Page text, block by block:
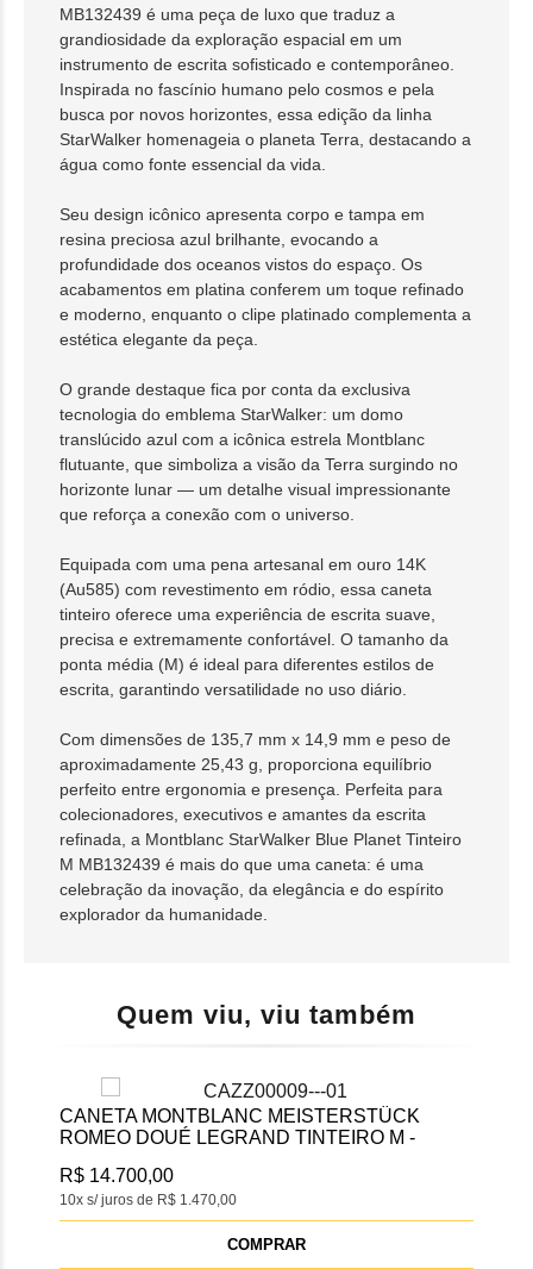
MB132439 é uma peça de luxo que traduz a
grandiosidade da exploração espacial em um
instrumento de escrita sofisticado e contemporâneo.
Inspirada no fascínio humano pelo cosmos e pela
busca por novos horizontes, essa edição da linha
StarWalker homenageia o planeta Terra, destacando a
água como fonte essencial da vida.
Seu design icônico apresenta corpo e tampa em
resina preciosa azul brilhante, evocando a
profundidade dos oceanos vistos do espaço. Os
acabamentos em platina conferem um toque refinado
e moderno, enquanto o clipe platinado complementa a
estética elegante da peça.
O grande destaque fica por conta da exclusiva
tecnologia do emblema StarWalker: um domo
translúcido azul com a icônica estrela Montblanc
flutuante, que simboliza a visão da Terra surgindo no
horizonte lunar — um detalhe visual impressionante
que reforça a conexão com o universo.
Equipada com uma pena artesanal em ouro 14K
(Au585) com revestimento em ródio, essa caneta
tinteiro oferece uma experiência de escrita suave,
precisa e extremamente confortável. O tamanho da
ponta média (M) é ideal para diferentes estilos de
escrita, garantindo versatilidade no uso diário.
Com dimensões de 135,7 mm x 14,9 mm e peso de
aproximadamente 25,43 g, proporciona equilíbrio
perfeito entre ergonomia e presença. Perfeita para
colecionadores, executivos e amantes da escrita
refinada, a Montblanc StarWalker Blue Planet Tinteiro
M MB132439 é mais do que uma caneta: é uma
celebração da inovação, da elegância e do espírito
explorador da humanidade.
Quem viu, viu também
CANETA MONTBLANC MEISTERSTÜCK
ROMEO DOUÉ LEGRAND TINTEIRO M -
10x s/ juros de R$ 1.470,00
R$ 14.700,00
COMPRAR